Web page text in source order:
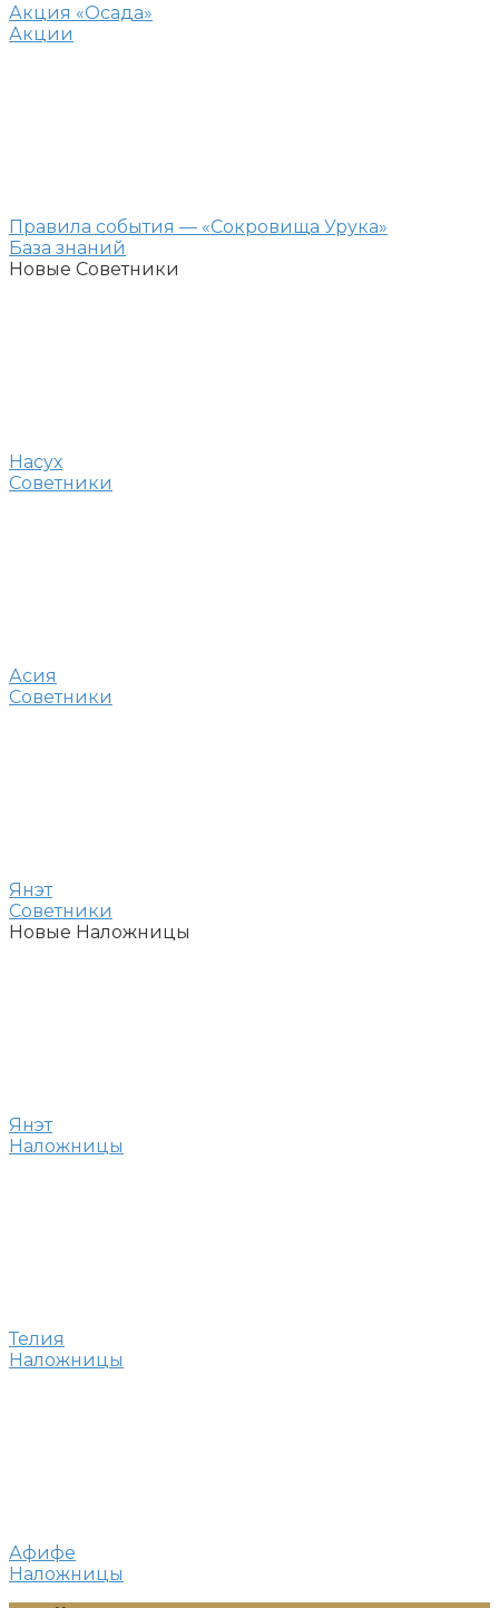
Акция «Осада»
Акции
Правила события — «Сокровища Урука»
База знаний
Новые Советники
Насух
Советники
Асия
Советники
Янэт
Советники
Новые Наложницы
Янэт
Наложницы
Телия
Наложницы
Афифе
Наложницы